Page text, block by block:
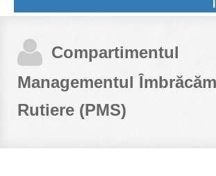
Compartimentul
Managementul
Rutiere (PMS)